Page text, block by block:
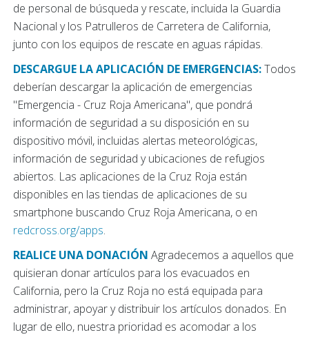
de personal de búsqueda y rescate, incluida la Guardia
Nacional y los Patrulleros de Carretera de California,
junto con los equipos de rescate en aguas rápidas.
DESCARGUE LA APLICACIÓN DE EMERGENCIAS:Todos
deberían descargar la aplicación de emergencias
"Emergencia - Cruz Roja Americana", que pondrá
información de seguridad a su disposición en su
dispositivo móvil, incluidas alertas meteorológicas,
información de seguridad y ubicaciones de refugios
abiertos. Las aplicaciones de la Cruz Roja están
disponibles en las tiendas de aplicaciones de su
smartphone buscando Cruz Roja Americana, o en
redcross.org/apps.
REALICE UNA DONACIÓN Agradecemos a aquellos que
quisieran donar artículos para los evacuados en
California, pero la Cruz Roja no está equipada para
administrar, apoyar y distribuir los artículos donados. En
lugar de ello, nuestra prioridad es acomodar a los